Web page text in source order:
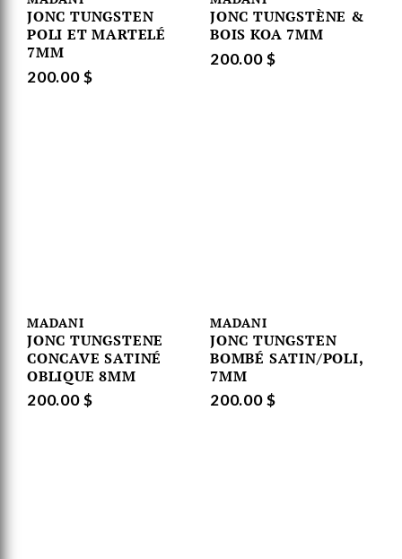
JONC TUNGSTEN
POLI ET MARTELÉ
7MM
200.00 $
JONC TUNGSTÈNE &
BOIS KOA 7MM
200.00 $
MADANI
JONC TUNGSTENE
CONCAVE SATINÉ
OBLIQUE 8MM
200.00 $
MADANI
JONC TUNGSTEN
BOMBÉ SATIN/POLI,
7MM
200.00 $